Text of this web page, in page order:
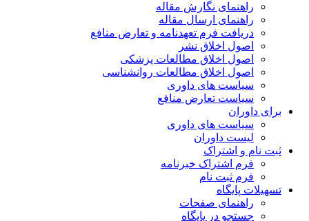
راهنمای نگارش مقاله
راهنمای ارسال مقاله
دریافت فرم تعهدنامه و تعارض منافع
اصول اخلاق نشر
اصول اخلاق مطالعات پزشکی
اصول اخلاق مطالعات روانشناسی
سیاست های داوری
سیاست تعارض منافع
برای داوران
سیاست های داوری
لیست داوران
ثبت نام و اشتراک
فرم اشتراک خبرنامه
فرم ثبت نام
تسهیلات پایگاه
راهنمای صفحات
جستجو در پایگاه